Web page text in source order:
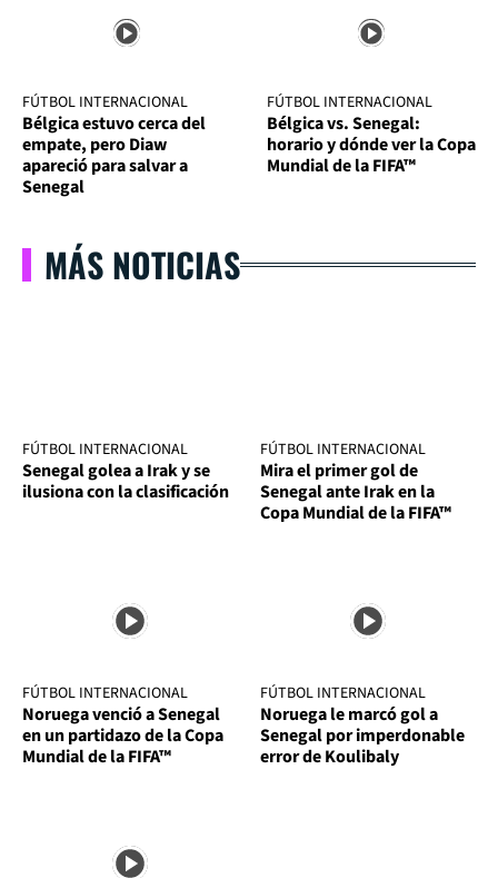
FÚTBOL INTERNACIONAL
Bélgica estuvo cerca del
empate, pero Diaw
apareció para salvar a
Senegal
FÚTBOL INTERNACIONAL
Bélgica vs. Senegal:
horario y dónde ver la Copa
Mundial de la FIFA™
MÁS NOTICIAS
FÚTBOL INTERNACIONAL
Senegal golea a Irak y se
ilusiona con la clasificación
FÚTBOL INTERNACIONAL
Mira el primer gol de
Senegal ante Irak en la
Copa Mundial de la FIFA™
FÚTBOL INTERNACIONAL
Noruega venció a Senegal
en un partidazo de la Copa
Mundial de la FIFA™
FÚTBOL INTERNACIONAL
Noruega le marcó gol a
Senegal por imperdonable
error de Koulibaly